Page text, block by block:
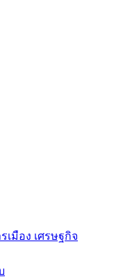
มือง เศรษฐกิจ